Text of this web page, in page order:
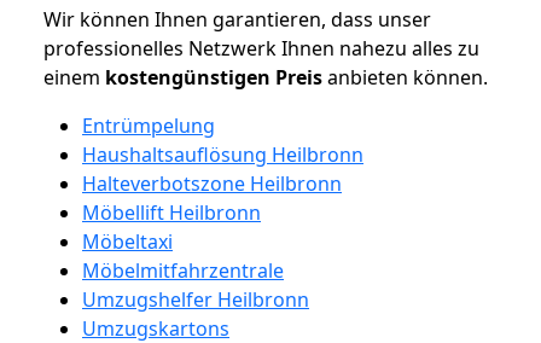
Wir können Ihnen garantieren, dass unser
professionelles Netzwerk Ihnen nahezu alles zu
einem kostengünstigen Preisanbieten können.
Entrümpelung
Haushaltsauflösung Heilbronn
Halteverbotszone Heilbronn
Möbellift Heilbronn
Möbeltaxi
Möbelmitfahrzentrale
Umzugshelfer Heilbronn
Umzugskartons